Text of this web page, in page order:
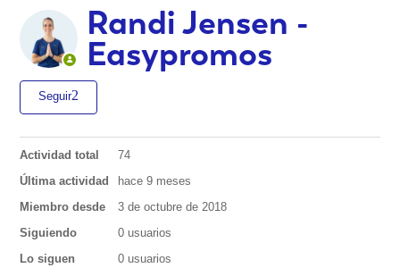
Randi Jensen -
Easypromos
Seguir
Actividad total
74
Última actividad
hace 9 meses
Miembro desde
3 de octubre de 2018
Siguiendo
0 usuarios
Lo siguen
0 usuarios